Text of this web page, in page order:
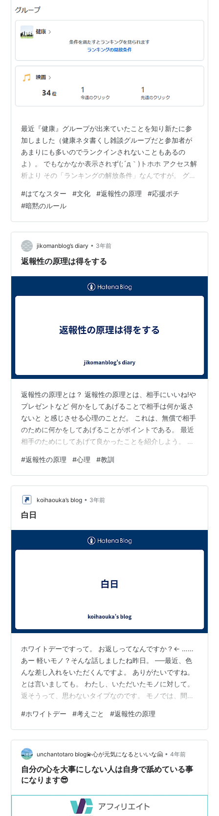
最近『健康』グループが出来ていたことを知り新たに参
加しました（健康ネタ書くし雑談グループだと参加者が
あまりにも多いのでランクインされないこともあるの
よ）。 でもなかなか表示されず(;´д｀)トホホ アクセス解
析より その「ランキングの解放条件」なんですが。 グル
たブログが5以上 グループバナーが一定以上クリックさ
れる という縛りがあるのですが。結構ユルイと思いきや
意外と難しく。なんせ2のバナーを貼ったブログは自分の
だけかと思ったら参加ブログが5以上バナー貼ってないと
ダメらしいようです（つまりグループに参加してるだけ
では駄目ということ）。 映画…
#はてなスター #文化 #返報性の原理 #応援ポチ
#暗黙のルール
jikomanblog’s diary • 3年前
返報性の原理は得をする
返報性の原理とは？ 返報性の原理とは、相手にいいね!や
プレゼントなど 何かをしてあげることで相手は何か返さ
ないと と感じさせる心理のことだ。 これは、無償で相手
のために何かをしてあげることがポイントである。 最近
相手のためにしてあげて良かったことを紹介しよう。 あ
の決定やレンタルするもの、木炭やテーブルなど必要な
ものは なるべく準備してあげた。 車も出してあげた。
何かお礼を期待してやったわけではなく、 持っていたか
ら準備したのでいやな気持ちになることはない。 バーベ
キューはとても楽しく過ごすことができた。 野郎ばかり
#返報性の原理 #心理 #教訓
koihaouka’s blog • 3年前
白日
ホワイトデーですって。 お返しってなんですか？← ……
あー 軽いモノ？そんな話しましたね昨日。 ──最近、色
んな差し入れをいただくんですよ。 ありがたいですね。
とは言いましても。 わたし、いただいたモノに対して。
返そうって、思わないタイプなのです。 モノでは、間違
見返りに、と言うことなので。 それよりだったら。 返す
とか返さないとかは置いておいて。 こちらから、与えに
行くスタンスのほうが。 気持ちいいんですよね。 と、言
うことで。 与えたい対象については限られるため。 ここ
とこことここ、と言うので。 渡しておきましたっとさ。
あー、なん…
#ホワイトデー #考えごと #返報性の原理
unchantotaro blog💫心が元気になるといいな🤗 • 4年前
自分の心を大事にしない人は自身で舐めている事
になります😎